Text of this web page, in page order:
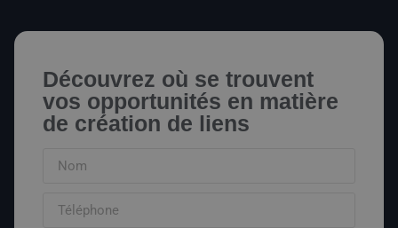
Découvrez où se trouvent
vos opportunités en matière
de création de liens